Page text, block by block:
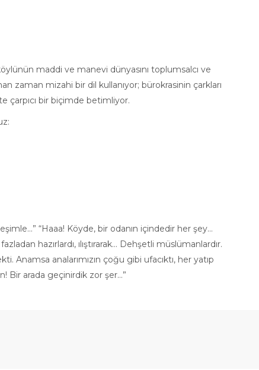
maddi ve manevi dünyasını toplumsalcı ve
zaman mizahi bir dil kullanıyor; bürokrasinin çarkları
çarpıcı bir biçimde betimliyor.
“Haaa! Köyde, bir odanın içindedir her şey…
hazırlardı, ılıştırarak… Dehşetli müslümanlardır.
Anamsa analarımızın çoğu gibi ufacıktı, her yatıp
Bir arada geçinirdik zor şer…”